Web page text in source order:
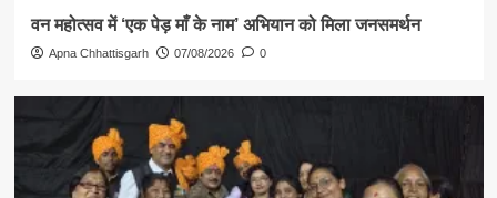
वन महोत्सव में ‘एक पेड़ माँ के नाम’ अभियान को मिला जनसमर्थन
Apna Chhattisgarh 07/08/2026 0